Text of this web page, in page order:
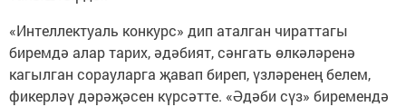
«Интеллектуаль конкурс» дип аталган чираттагы
биремдә алар тарих, әдәбият, сәнгать өлкәләренә
кагылган сорауларга җавап биреп, үзләренең белем,
фикерләү дәрәҗәсен күрсәтте. «Әдәби сүз» биремендә